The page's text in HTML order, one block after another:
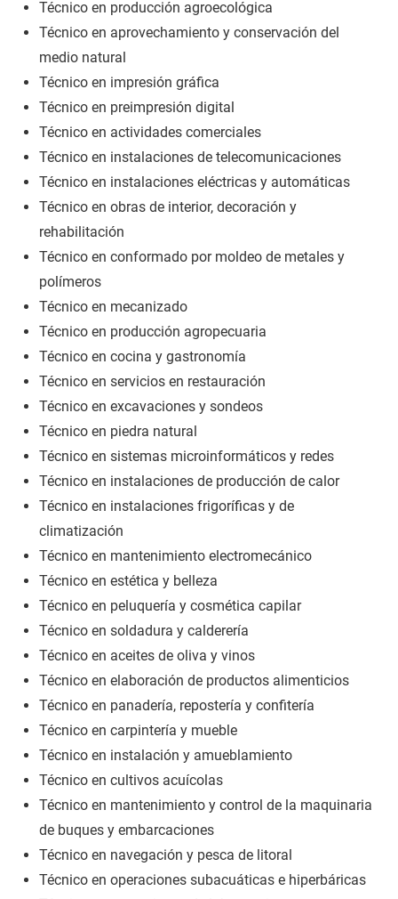
Técnico en producción agroecológica
Técnico en aprovechamiento y conservación del
medio natural
Técnico en impresión gráfica
Técnico en preimpresión digital
Técnico en actividades comerciales
Técnico en instalaciones de telecomunicaciones
Técnico en instalaciones eléctricas y automáticas
Técnico en obras de interior, decoración y
rehabilitación
Técnico en conformado por moldeo de metales y
polímeros
Técnico en mecanizado
Técnico en producción agropecuaria
Técnico en cocina y gastronomía
Técnico en servicios en restauración
Técnico en excavaciones y sondeos
Técnico en piedra natural
Técnico en sistemas microinformáticos y redes
Técnico en instalaciones de producción de calor
Técnico en instalaciones frigoríficas y de
climatización
Técnico en mantenimiento electromecánico
Técnico en estética y belleza
Técnico en peluquería y cosmética capilar
Técnico en soldadura y calderería
Técnico en aceites de oliva y vinos
Técnico en elaboración de productos alimenticios
Técnico en panadería, repostería y confitería
Técnico en carpintería y mueble
Técnico en instalación y amueblamiento
Técnico en cultivos acuícolas
Técnico en mantenimiento y control de la maquinaria
de buques y embarcaciones
Técnico en navegación y pesca de litoral
Técnico en operaciones subacuáticas e hiperbáricas